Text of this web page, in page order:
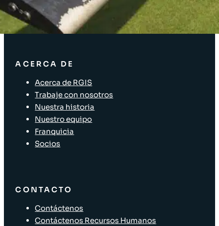
Etiquetado de activos
Soluciones para el sector minorista
ACERCA DE
Acerca de RGIS
Trabaje con nosotros
Nuestra historia
Nuestro equipo
Franquicia
Socios
CONTACTO
Contáctenos
Contáctenos Recursos Humanos